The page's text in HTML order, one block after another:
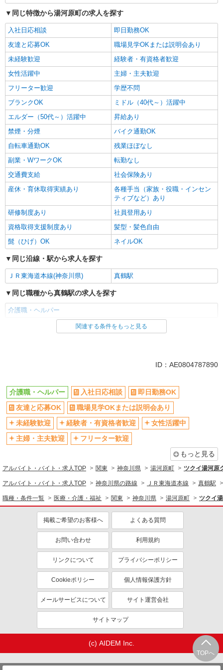
同じ特徴から湯河原町の求人を探す
入社日応相談
即日勤務OK
友達と応募OK
職場見学OKまたは説明会あり
未経験歓迎
経験者・有資格者歓迎
女性活躍中
主婦・主夫歓迎
フリーター歓迎
学歴不問
ブランクOK
ミドル（40代～）活躍中
エルダー（50代～）活躍中
昇給あり
禁煙・分煙
バイク通勤OK
自転車通勤OK
残業ほぼなし
副業・WワークOK
転勤なし
交通費支給
社会保険あり
産休・育休取得実績あり
各種手当（家族・役職・インセン
ティブなど）あり
研修制度あり
社員登用あり
資格取得支援制度あり
髪型・髪色自由
髭（ひげ）OK
ネイルOK
同じ沿線・駅から求人を探す
ＪＲ東海道本線(神奈川県) 真鶴駅
同じ職種から真鶴駅の求人を探す
介護職・ヘルパー
同じ雇用形態から真鶴駅の求人を探す
友達と応募OK
職場見学OKまたは説明会あり
未経験歓迎
経験者・有資格者歓迎
女性活躍中
主婦・主夫歓迎
フリーター歓迎
学歴不問
ミドル（40代～）活躍中
エルダー（50代～）活躍中
昇給あり
禁煙・分煙
バイク通勤OK
自転車通勤OK
残業ほぼなし
副業・WワークOK
転勤なし
社会保険あり
産休・育休取得実績あり
各種手当（家族・役職・インセン
ティブなど）あり
社員登用あり
資格取得支援制度あり
髪型・髪色自由
髭（ひげ）OK
ネイルOK
同じ職種から求人を探す
医療・介護・福祉
関連する条件をもっと見る
ID：AE0804787890
TOPへ
介護職・ヘルパー 入社日応相談
即日勤務OK
友達と応募OK
職場見学OKまたは説明会あり
未経験歓迎
経験者・有資格者歓迎
女性活躍中
主婦・主夫歓迎
フリーター歓迎
もっと見る
アルバイト・バイト・求人TOP 関東 神奈川県 湯河原町 ツクイ湯河原
アルバイト・バイト・求人TOP 神奈川県の路線 ＪＲ東海道本線 真鶴駅
職種・条件一覧 医療・介護・福祉 関東 神奈川県 湯河原町 ツクイ
掲載ご希望のお客様へ よくある質問
お問い合わせ 利用規約
リンクについて プライバシーポリシー
Cookieポリシー 個人情報保護方針
メールサービスについて サイト運営会社
サイトマップ
(c) AIDEM Inc.